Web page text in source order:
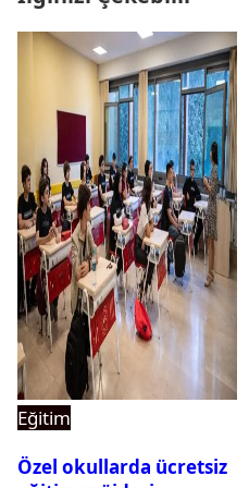
Eğitim
Özel okullarda ücretsiz